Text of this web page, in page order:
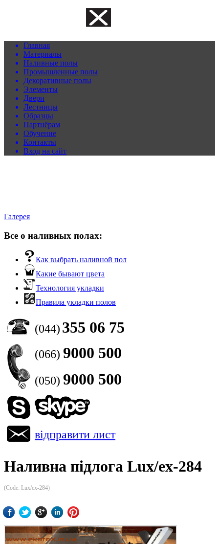
Главная
Материалы
Наливные полы
Промышленные полы
Декоративные полы
Элементы
Двери
Лестницы
Образцы
Партнёрам
Обучение
Контакты
Вход на сайт
Галерея
Все о наливных полах:
Как выбрать наливной пол
Какие бывают цвета
Технология укладки
Правила укладки полов
(044) 355 06 75
(066) 9000 500
(050) 9000 500
відправити лист
Наливна підлога Lux/ex-284
(Code: Lux/ex-284)